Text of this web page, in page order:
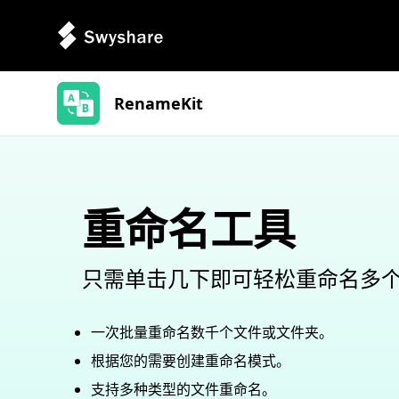
RenameKit
重命名工具
只需单击几下即可轻松重命名多
一次批量重命名数千个文件或文件夹。
根据您的需要创建重命名模式。
支持多种类型的文件重命名。